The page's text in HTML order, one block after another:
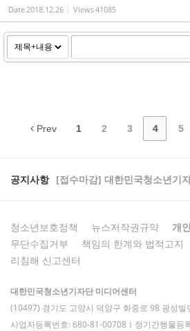
Date2018.12.26 Views41085
Prev 1 2 3 4 5
공지사항 [접수마감] 대한민국청소년기
청소년보호정책 뉴스저작권규약 개
무단수집거부
책임의 한계와 법적고지
리침해 신고센터
대한민국청소년기자단 미디어센터
(10497) 경기도 고양시 덕양구 화중로 98 광성빌
사업자등록번호: 680-81-00708ㅣ정기간행물등